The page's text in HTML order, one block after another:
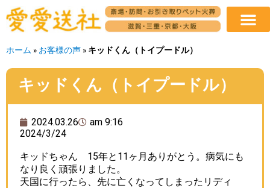
ホーム » お客様の声 » キッドくん（トイプードル）
キッドくん（トイプードル）
2024.03.26
am 9:16
2024/3/24
キッドちゃん 15年と11ヶ月ありがとう。病気にも
なり良く頑張りました。
天国に行ったら、先に亡くなってしまったリディ